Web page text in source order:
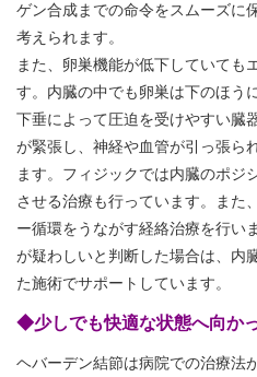
ゲン合成までの命令をスムーズに
考えられます。
また、卵巣機能が低下していても
す。内臓の中でも卵巣は下のほう
下垂によって圧迫を受けやすい臓
が緊張し、神経や血管が引っ張ら
ます。フィジックでは内臓のポジ
させる治療も行っています。また
ー循環をうながす経絡治療を行い
が疑わしいと判断した場合は、内
た施術でサポートしています。
◆少しでも快適な状態へ向か
ヘバーデン結節は病院での治療法